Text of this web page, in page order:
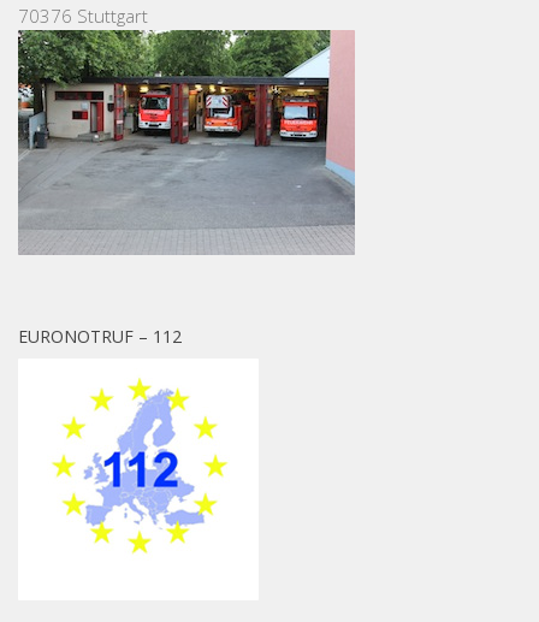
70376 Stuttgart
EURONOTRUF – 112